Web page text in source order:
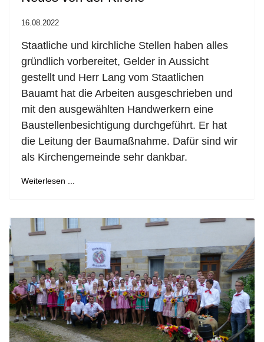
16.08.2022
Staatliche und kirchliche Stellen haben alles
gründlich vorbereitet, Gelder in Aussicht
gestellt und Herr Lang vom Staatlichen
Bauamt hat die Arbeiten ausgeschrieben und
mit den ausgewählten Handwerkern eine
Baustellenbesichtigung durchgeführt. Er hat
die Leitung der Baumaßnahme. Dafür sind wir
als Kirchengemeinde sehr dankbar.
Weiterlesen ...